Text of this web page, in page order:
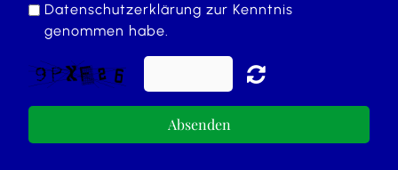
Datenschutzerklärung zur Kenntnis
genommen habe.
Absenden